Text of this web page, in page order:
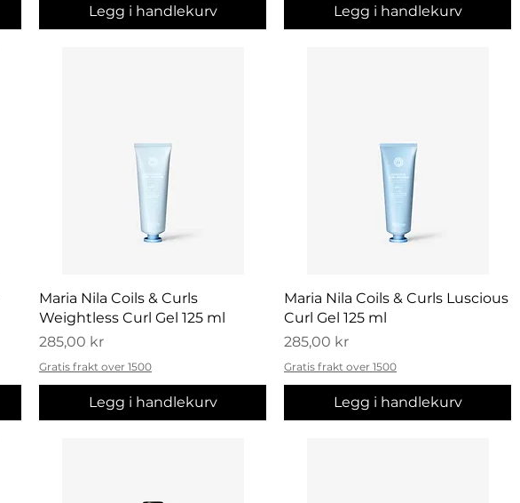
Legg i handlekurv Legg i handlekurv
Hurtigvisning
Maria Nila Coils & Curls
Weightless Curl Gel 125 ml
Pris
285,00 kr
Gratis frakt over 1500
Legg i handlekurv
Hurtigvisning
Maria Nila Coils & Curls Luscious
Curl Gel 125 ml
Pris
285,00 kr
Gratis frakt over 1500
Legg i handlekurv